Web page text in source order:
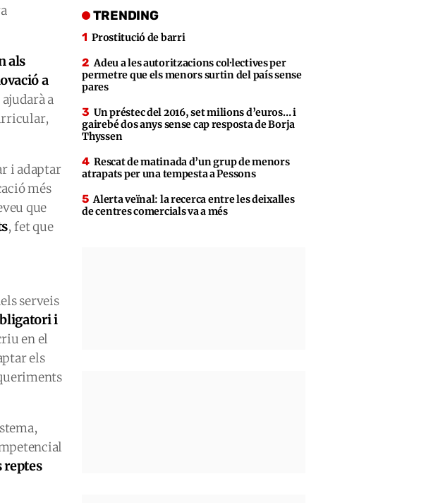
als
a
a
i adaptar
més
que
, fet que
serveis
i
en el
els
reptes
TRENDING
Prostitució de barri
Adeu a les autoritzacions col·lectives per
permetre que els menors surtin del país sense
pares
Un préstec del 2016, set milions d’euros… i
gairebé dos anys sense cap resposta de Borja
Thyssen
Rescat de matinada d’un grup de menors
atrapats per una tempesta a Pessons
Alerta veïnal: la recerca entre les deixalles
de centres comercials va a més